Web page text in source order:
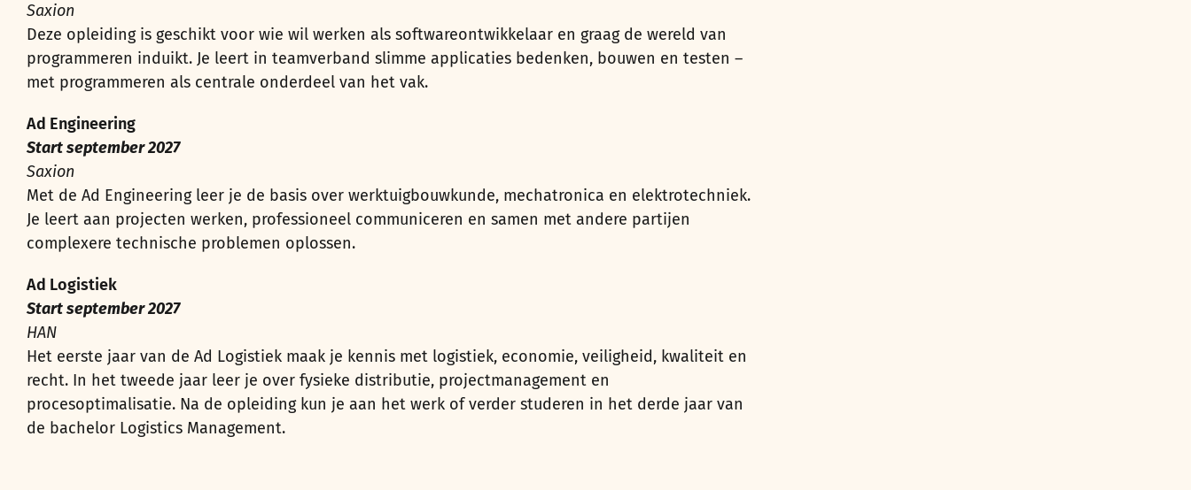
Saxion
Deze opleiding is geschikt voor wie wil werken als softwareontwikkelaar en graag de wereld van
programmeren induikt. Je leert in teamverband slimme applicaties bedenken, bouwen en testen –
met programmeren als centrale onderdeel van het vak.
Ad Engineering
Start september 2027
Saxion
Met de Ad Engineering leer je de basis over werktuigbouwkunde, mechatronica en elektrotechniek.
Je leert aan projecten werken, professioneel communiceren en samen met andere partijen
complexere technische problemen oplossen.
Ad Logistiek
Start september 2027
HAN
Het eerste jaar van de Ad Logistiek maak je kennis met logistiek, economie, veiligheid, kwaliteit en
recht. In het tweede jaar leer je over fysieke distributie, projectmanagement en
procesoptimalisatie. Na de opleiding kun je aan het werk of verder studeren in het derde jaar van
de bachelor Logistics Management.